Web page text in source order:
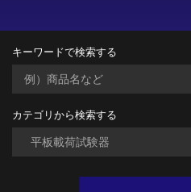
キーワードで検索する
カテゴリから検索する